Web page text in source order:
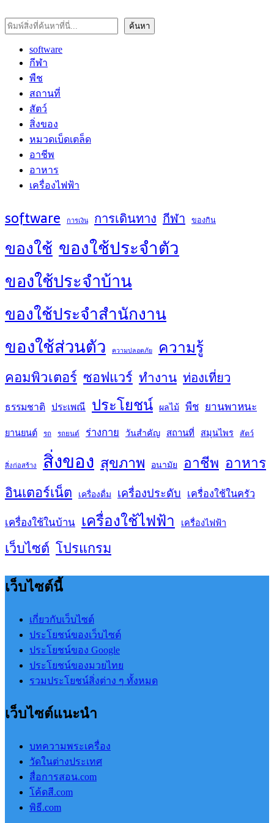
ค้นหา ค้นหา
software
กีฬา
พืช
สถานที่
สัตว์
สิ่งของ
หมวดเบ็ดเตล็ด
อาชีพ
อาหาร
เครื่องไฟฟ้า
software การเงิน การเดินทาง กีฬา ของกิน
ของใช้ ของใช้ประจำตัว
ของใช้ประจำบ้าน
ของใช้ประจำสำนักงาน
ของใช้ส่วนตัว ความปลอดภัย ความรู้
คอมพิวเตอร์ ซอฟแวร์ ทำงาน ท่องเที่ยว
ธรรมชาติ ประเพณี ประโยชน์ ผลไม้ พืช ยานพาหนะ
ยานยนต์ รถ รถยนต์ ร่างกาย วันสำคัญ สถานที่ สมุนไพร สัตว์
สิ่งก่อสร้าง สิ่งของ สุขภาพ อนามัย อาชีพ อาหาร
อินเตอร์เน็ต เครื่องดื่ม เครื่องประดับ เครื่องใช้ในครัว
เครื่องใช้ในบ้าน เครื่องใช้ไฟฟ้า เครื่องไฟฟ้า
เว็บไซต์ โปรแกรม
เว็บไซต์นี้
เกี่ยวกับเว็บไซต์
ประโยชน์ของเว็บไซต์
ประโยชน์ของ Google
ประโยชน์ของมวยไทย
รวมประโยชน์สิ่งต่าง ๆ ทั้งหมด
เว็บไซต์แนะนำ
บทความพระเครื่อง
วัดในต่างประเทศ
สื่อการสอน.com
โค้ดสี.com
พิธี.com